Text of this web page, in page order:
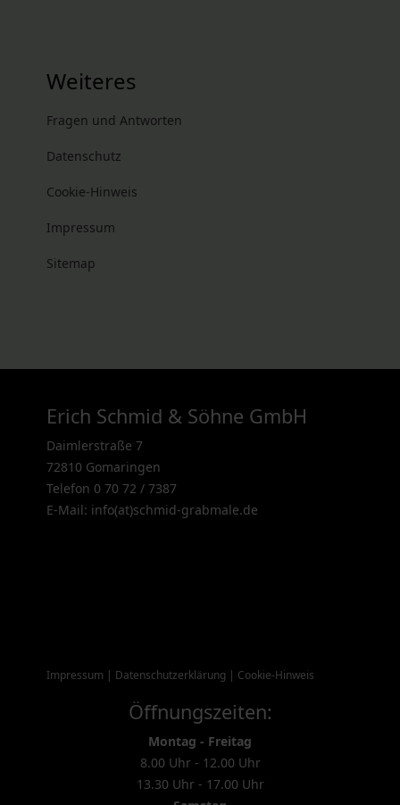
Weiteres
Fragen und Antworten
Datenschutz
Cookie-Hinweis
Impressum
Sitemap
Erich Schmid & Söhne GmbH
Daimlerstraße 7
72810 Gomaringen
Telefon 0 70 72 / 7387
E-Mail: info(at)schmid-grabmale.de
Impressum | Datenschutzerklärung | Cookie-Hinweis
Öffnungszeiten:
Montag - Freitag
8.00 Uhr - 12.00 Uhr
13.30 Uhr - 17.00 Uhr